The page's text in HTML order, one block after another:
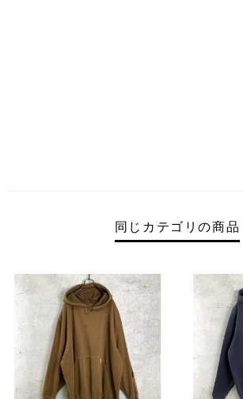
同じカテゴリの商品